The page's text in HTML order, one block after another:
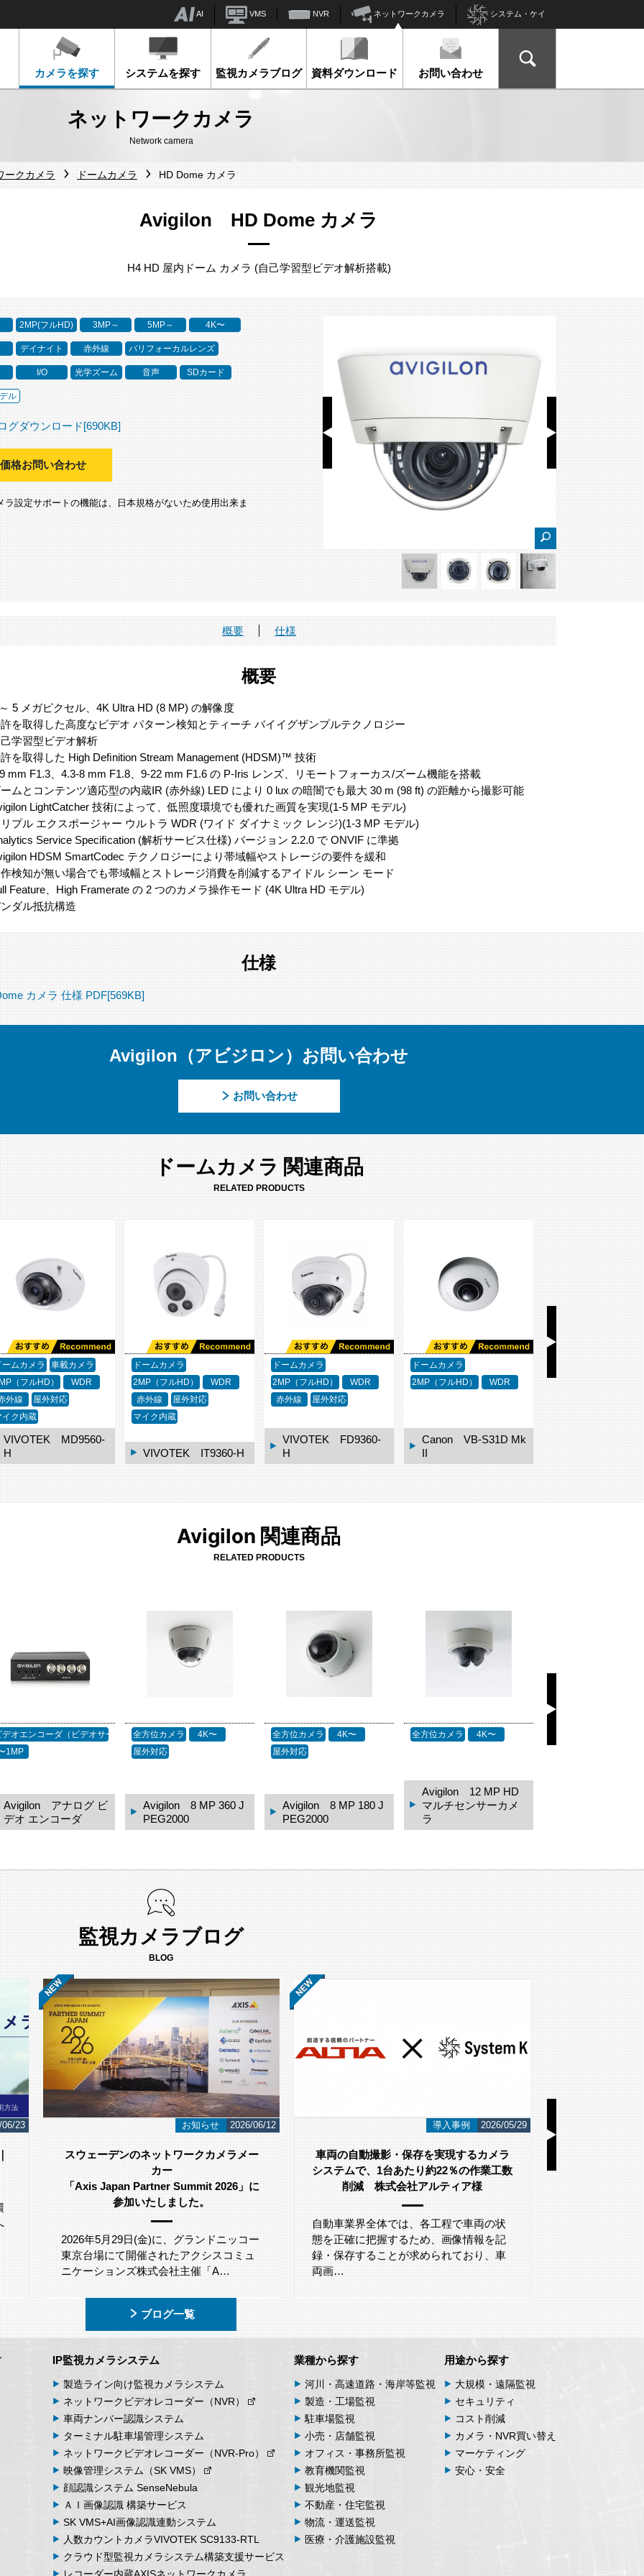
AI VMS NVR ネットワークカメラ システム・ケイ
カメラを探す システムを探す 監視カメラブログ 資料ダウンロード お問い合わせ
ネットワークカメラ
Network camera
ークカメラ ドームカメラ HD Dome カメラ
Avigilon HD Dome カメラ
H4 HD 屋内ドーム カメラ (自己学習型ビデオ解析搭載)
2MP(フルHD) 3MP～ 5MP～ 4K〜
デイナイト 赤外線 バリフォーカルレンズ
I/O 光学ズーム 音声 SDカード
ル
グダウンロード[690KB]
価格お問い合わせ
設定サポートの機能は、日本規格がないため使用出来ま
概要 仕様
概要
5 メガピクセル、4K Ultra HD (8 MP) の解像度
を取得した高度なビデオ パターン検知とティーチ バイイグザンプルテクノロジー
学習型ビデオ解析
を取得した High Deﬁnition Stream Management (HDSM)™ 技術
mm F1.3、4.3-8 mm F1.8、9-22 mm F1.6 の P-Iris レンズ、リモートフォーカス/ズーム機能を搭載
ムとコンテンツ適応型の内蔵IR (赤外線) LED により 0 lux の暗闇でも最大 30 m (98 ft) の距離から撮影可能
LightCatcher 技術によって、低照度環境でも優れた画質を実現(1-5 MP モデル)
プル エクスポージャー ウルトラ WDR (ワイド ダイナミック レンジ)(1-3 MP モデル)
Service Speciﬁcation (解析サービス仕様) バージョン 2.2.0 で ONVIF に準拠
HDSM SmartCodec テクノロジーにより帯域幅やストレージの要件を緩和
検知が無い場合でも帯域幅とストレージ消費を削減するアイドル シーン モード
Feature、High Framerate の 2 つのカメラ操作モード (4K Ultra HD モデル)
ダル抵抗構造
仕様
カメラ 仕様 PDF[569KB]
Avigilon（アビジロン）お問い合わせ
お問い合わせ
ドームカメラ 関連商品
RELATED PRODUCTS
ームカメラ
車載カメラ
（フルHD）
WDR
外線
屋外対応
イク内蔵
VIVOTEK MD9560-
H
ドームカメラ
2MP（フルHD）
WDR
赤外線
屋外対応
マイク内蔵
VIVOTEK IT9360-H
ドームカメラ
2MP（フルHD）
WDR
赤外線
屋外対応
VIVOTEK FD9360-
H
ドームカメラ
2MP（フルHD）
WDR
Canon VB-S31D Mk
II
ドームカメラ
1MP
WDR
Canon VB-
Avigilon 関連商品
RELATED PRODUCTS
デオエンコーダ（ビデオサーバ）
1MP
Avigilon アナログ ビ
デオ エンコーダ
全方位カメラ
4K〜
屋外対応
Avigilon 8 MP 360 J
PEG2000
全方位カメラ
4K〜
屋外対応
Avigilon 8 MP 180 J
PEG2000
全方位カメラ 4K〜
Avigilon 12 MP HD
マルチセンサーカメ
ラ
監視カメラブログ
BLOG
06/12 導入事例 2026/05/29
車両の自動撮影・保存を実現するカメラ
システムで、1台あたり約22％の作業工数
削減 株式会社アルティア様
自動車業界全体では、各工程で車両の状
態を正確に把握するため、画像情報を記
録・保存することが求められており、車
両画…
i-PRO 2026/05/19
i-PROとは
こんにちは！ ネットワーク監視カメラと
AI画像認識システムのシステム・ケイで
す。 今回は監視カメラや映像解析シス…
LAN
こんにちは！
AI画像認識シス
す。 今回は、
ブログ一覧
IP監視カメラシステム
製造ライン向け監視カメラシステム
ネットワーク ビデオレコーダー （NVR）
車両ナンバー認識システム
ターミナル駐車場管理システム
ネットワーク ビデオレコーダー （NVR-Pro）
映像管理システム （SK VMS）
顔認識システム SenseNebula
ＡＩ画像認識 構築サービス
SK VMS+AI画像認識連動システム
人数カウント カメラVIVOTEK SC9133-RTL
クラウド型監視カメラシステム構築支援サービス
レコーダー内蔵AXISネットワークカメラ
業種から探す
河川・高速道路・海岸等監視
製造・工場監視
駐車場監視
小売・店舗監視
オフィス・事務所監視
教育機関監視
観光地監視
不動産・住宅監視
物流・運送監視
医療・介護施設監視
用途から探す
大規模・遠隔監視
セキュリティ
コスト削減
カメラ・NVR買い替え
マーケティング
安心・安全